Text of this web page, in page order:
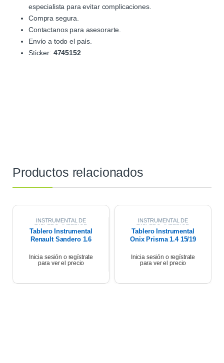
especialista para evitar complicaciones.
Compra segura.
Contactanos para asesorarte.
Envío a todo el país.
Sticker: 4745152
Productos relacionados
INSTRUMENTAL DE
TABLERO
INTERIOR
Tablero Instrumental
Renault Sandero 1.6
Inicia sesión o regístrate
para ver el precio
INSTRUMENTAL DE
TABLERO
INTERIOR
Tablero Instrumental
Onix Prisma 1.4 15/19
Inicia sesión o regístrate
para ver el precio